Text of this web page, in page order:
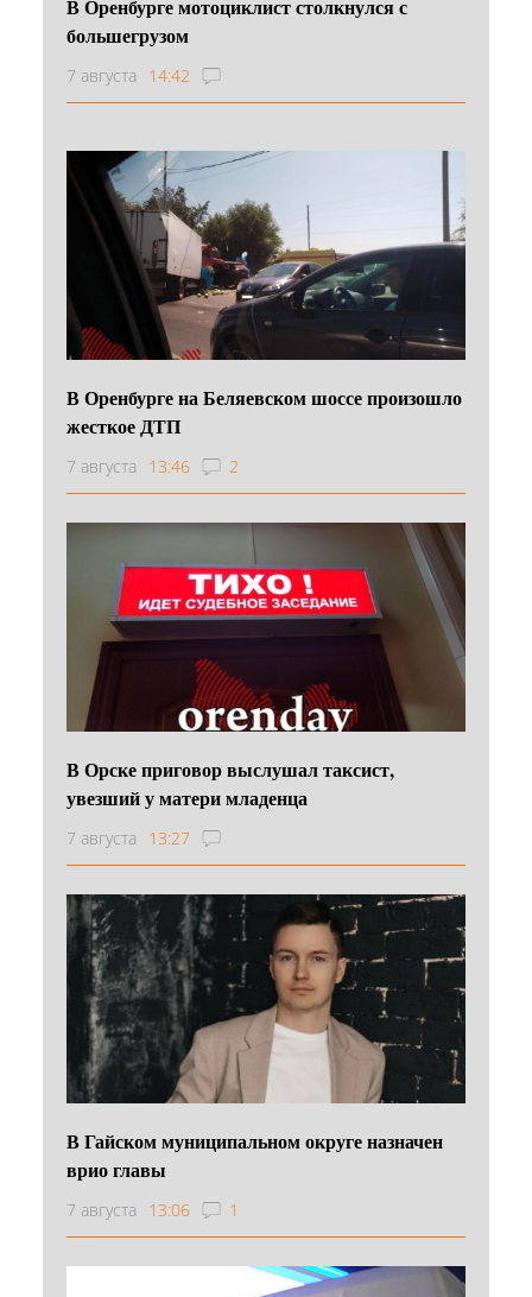
В Оренбурге мотоциклист столкнулся с
большегрузом
7 августа 14:42
В Оренбурге на Беляевском шоссе произошло
жесткое ДТП
7 августа 13:46 2
В Орске приговор выслушал таксист,
увезший у матери младенца
7 августа 13:27
В Гайском муниципальном округе назначен
врио главы
7 августа 13:06 1